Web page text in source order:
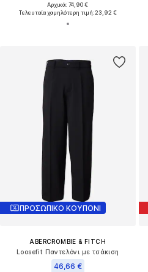
Αρχικά: 74,90 €
Τελευταία χαμηλότερη τιμή:23,92 €
ΠΡΟΣΩΠΙΚΟ ΚΟΥΠΟΝΙ
ABERCROMBIE & FITCH
Loosefit Παντελόνι με τσάκιση
46,66 €